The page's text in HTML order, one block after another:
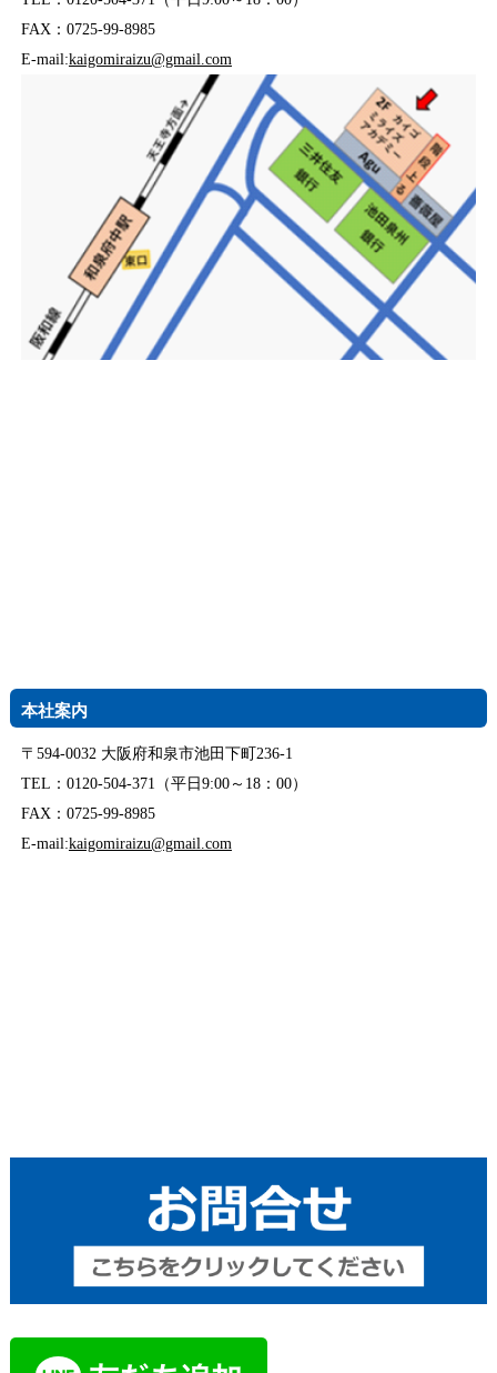
FAX：0725-99-8985
E-mail:kaigomiraizu@gmail.com
本社案内
〒594-0032 大阪府和泉市池田下町236-1
TEL：0120-504-371（平日9:00～18：00）
FAX：0725-99-8985
E-mail:kaigomiraizu@gmail.com